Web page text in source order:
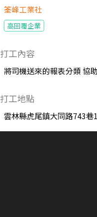
筌峰工業社
高回覆企業
打工內容
將司機送來的報表分類 協
打工地點
雲林縣虎尾鎮大同路743巷